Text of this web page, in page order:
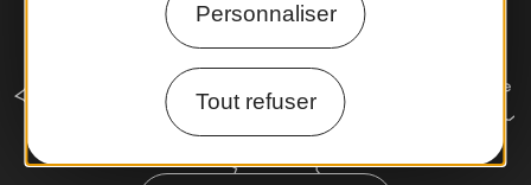
Personnaliser
Tout refuser